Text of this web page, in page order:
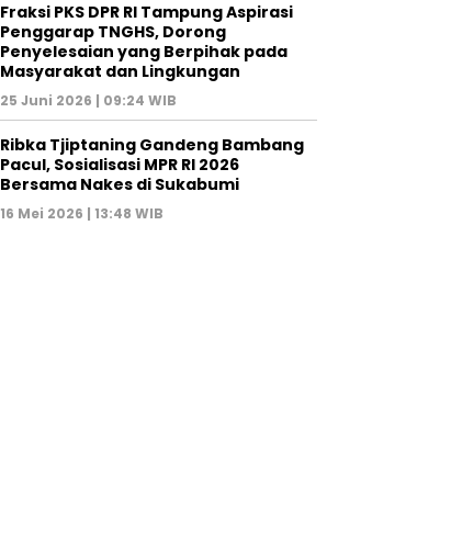
‎Fraksi PKS DPR RI Tampung Aspirasi
Penggarap TNGHS, Dorong
Penyelesaian yang Berpihak pada
Masyarakat dan Lingkungan‎
25 Juni 2026 | 09:24 WIB
Ribka Tjiptaning Gandeng Bambang
Pacul, Sosialisasi MPR RI 2026
Bersama Nakes di Sukabumi
16 Mei 2026 | 13:48 WIB